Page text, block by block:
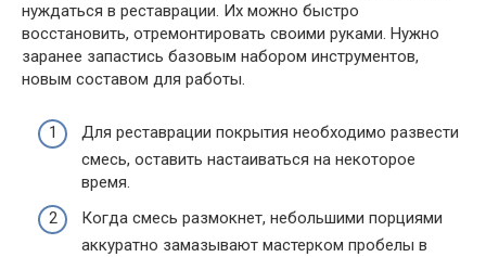
нуждаться в реставрации. Их можно быстро
восстановить, отремонтировать своими руками. Нужно
заранее запастись базовым набором инструментов,
новым составом для работы.
Для реставрации покрытия необходимо развести
смесь, оставить настаиваться на некоторое
время.
Когда смесь размокнет, небольшими порциями
аккуратно замазывают мастерком пробелы в